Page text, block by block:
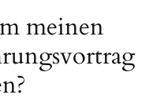
meinen